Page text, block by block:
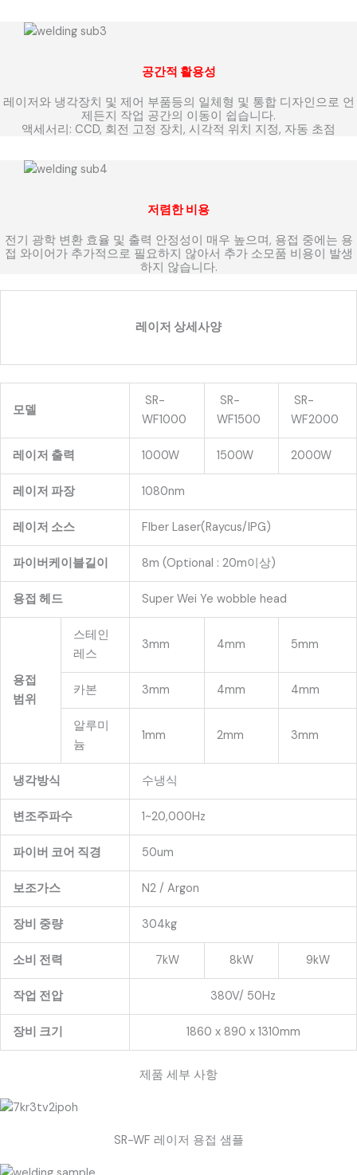
공간적 활용성
레이저와 냉각장치 및 제어 부품등의 일체형 및 통합 디자인으로 언
제든지 작업 공간의 이동이 쉽습니다.
액세서리: CCD, 회전 고정 장치, 시각적 위치 지정, 자동 초점
저렴한 비용
전기 광학 변환 효율 및 출력 안정성이 매우 높으며, 용접 중에는 용
접 와이어가 추가적으로 필요하지 않아서 추가 소모품 비용이 발생
하지 않습니다.
레이저 상세사양
모델
SR-
WF1000
SR-
WF1500
SR-
WF2000
레이저 출력 1000W 1500W 2000W
레이저 파장 1080nm
레이저 소스 FIber Laser(Raycus/IPG)
파이버케이블길이 8m (Optional : 20m이상)
용접 헤드 Super Wei Ye wobble head
용접
범위
스테인
레스
3mm 4mm 5mm
카본 3mm 4mm 4mm
알루미
늄
1mm 2mm 3mm
냉각방식 수냉식
변조주파수 1~20,000Hz
파이버 코어 직경 50um
보조가스 N2 / Argon
장비 중량 304kg
소비 전력 7kW 8kW 9kW
작업 전압 380V/ 50Hz
장비 크기 1860 x 890 x 1310mm
제품 세부 사항
SR-WF 레이저 용접 샘플